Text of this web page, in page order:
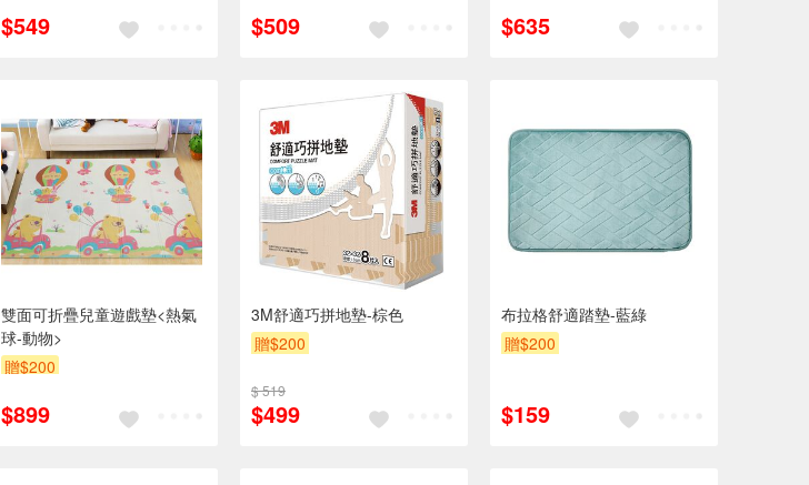
$549 $509 $635
雙面可折疊兒童遊戲墊<熱氣
球-動物>
贈$200
$899
3M舒適巧拼地墊-棕色
贈$200
$ 519
$499
布拉格舒適踏墊-藍綠
贈$200
$159